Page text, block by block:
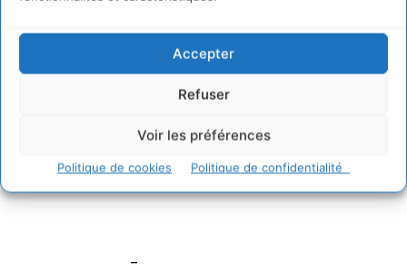
Accepter
Refuser
Voir les préférences
Politique de cookies Politique de confidentialité
cliquez ici.
–